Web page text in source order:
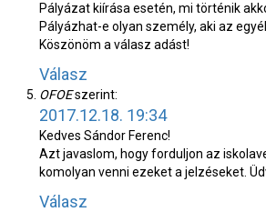
Pályázat kiírása esetén, mi történik
Pályázhat-e olyan személy, aki az
Köszönöm a válasz adást!
Válasz
OFOEszerint:
2017.12.18. 19:34
Kedves Sándor Ferenc!
Azt javaslom, hogy forduljon az
komolyan venni ezeket a jelzéseket.
Válasz